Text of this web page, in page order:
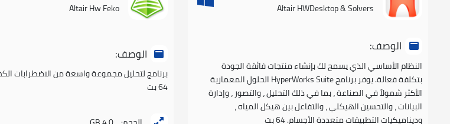
Altair HWDesktop & Solvers
الوصف:
النظام الأساسي الذي يسمح لك بإنشاء منتجات فائقة الجودة
بتكلفة فعالة. يوفر برنامج HyperWorks Suite الحلول المعمارية
الأكثر شمولاً في الصناعة ، بما في ذلك التحليل ، والتصور ، وإدارة
البيانات ، والتحسين الهيكلي ، والتفاعل بين هيكل المياه ،
وديناميكيات التطبيقات متعددة الأجسام. 64 بت
Altair Hw Feko
الوصف:
برنامج لتحليل مجموعة واسعة من الاضطرابات
64 بت